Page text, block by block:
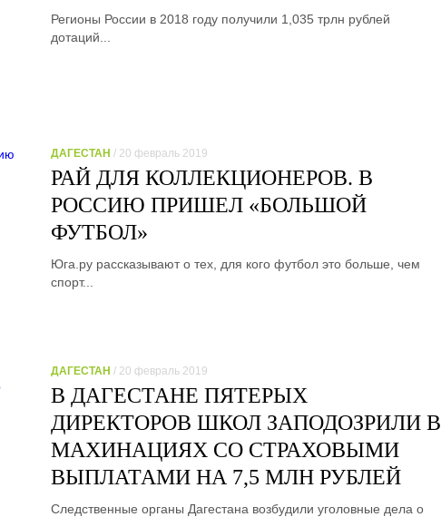
Регионы России в 2018 году получили 1,035 трлн рублей
дотаций...
ДАГЕСТАН / 20 февраль 2019
РАЙ ДЛЯ КОЛЛЕКЦИОНЕРОВ. В
РОССИЮ ПРИШЕЛ «БОЛЬШОЙ
ФУТБОЛ»
Юга.ру рассказывают о тех, для кого футбол это больше, чем
спорт...
ДАГЕСТАН / 20 февраль 2019
В ДАГЕСТАНЕ ПЯТЕРЫХ
ДИРЕКТОРОВ ШКОЛ ЗАПОДОЗРИЛИ В
МАХИНАЦИЯХ СО СТРАХОВЫМИ
ВЫПЛАТАМИ НА 7,5 МЛН РУБЛЕЙ
Следственные органы Дагестана возбудили уголовные дела о